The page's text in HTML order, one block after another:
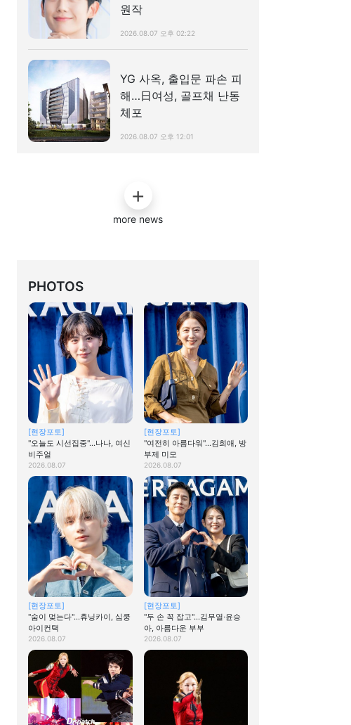
원작
2026.08.07 오후 02:22
YG 사옥, 출입문 파손 피
해…日여성, 골프채 난동
체포
2026.08.07 오후 12:01
more news
PHOTOS
[현장포토]
"오늘도 시선집중"…나나, 여신
비주얼
2026.08.07
[현장포토]
"여전히 아름다워"…김희애, 방
부제 미모
2026.08.07
[현장포토]
"숨이 멎는다"…휴닝카이, 심쿵
아이컨택
2026.08.07
[현장포토]
"두 손 꼭 잡고"…김무열·윤승
아, 아름다운 부부
2026.08.07